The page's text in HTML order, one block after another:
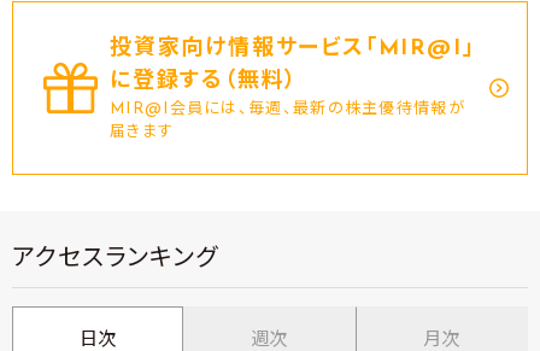
投資家向け情報サービス｢MIR@I｣
に登録する（無料）
MIR@I会員には、毎週、最新の株主優待情報が
届きます
アクセスランキング
日次 週次 月次